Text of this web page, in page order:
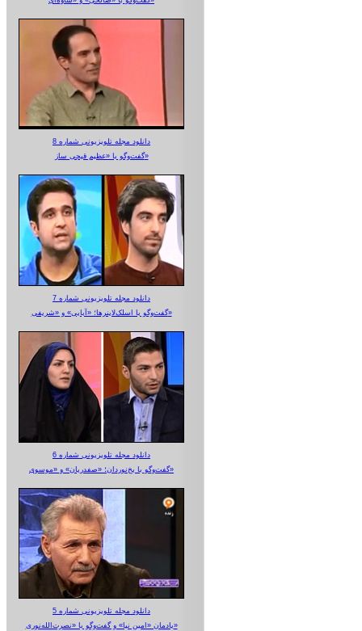
دانلود مجله تلویزیونی شماره 8
گفت‌وگو با «عظیم قیچی ساز»
دانلود مجله تلویزیونی شماره 7
گفت‌وگو با اسلک‌لاینرها؛ «آبایی» و «شریفی»
دانلود مجله تلویزیونی شماره 6
گفت‌وگو با یخ‌نوردان؛ «صفدریان» و «موسوی»
دانلود مجله تلویزیونی شماره 5
یادمان «امین نیا» و گفت‌وگو با «نصرت‌الله‌نوری»